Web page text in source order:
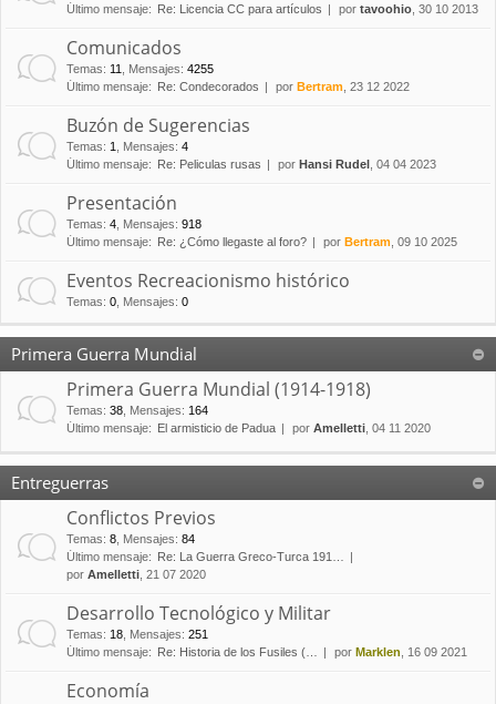
Último mensaje:
Re: Licencia CC para artículos por tavoohio , 30 10 2013
Comunicados
Temas: 11 Mensajes: 4255
Último mensaje:
Re: Condecorados por Bertram , 23 12 2022
Buzón de Sugerencias
Temas: 1 Mensajes: 4
Último mensaje:
Re: Peliculas rusas por Hansi Rudel , 04 04 2023
Presentación
Temas: 4 Mensajes: 918
Último mensaje:
Re: ¿Cómo llegaste al foro? por Bertram , 09 10 2025
Eventos Recreacionismo histórico
Temas: 0 Mensajes: 0
Primera Guerra Mundial
Primera Guerra Mundial (1914-1918)
Temas: 38 Mensajes: 164
Último mensaje:
El armisticio de Padua por Amelletti , 04 11 2020
Entreguerras
Conflictos Previos
Temas: 8 Mensajes: 84
Último mensaje:
Re: La Guerra Greco-Turca 191…
por Amelletti , 21 07 2020
Desarrollo Tecnológico y Militar
Temas: 18 Mensajes: 251
Último mensaje:
Re: Historia de los Fusiles (… por Marklen , 16 09 2021
Economía